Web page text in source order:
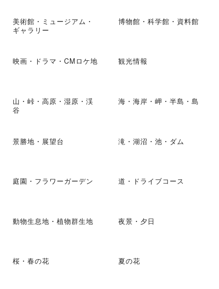
美術館・ミュージアム・
ギャラリー
博物館・科学館・資料館
映画・ドラマ・CMロケ地 観光情報
山・峠・高原・湿原・渓
谷
海・海岸・岬・半島・島
景勝地・展望台 滝・湖沼・池・ダム
庭園・フラワーガーデン 道・ドライブコース
動物生息地・植物群生地 夜景・夕日
桜・春の花 夏の花